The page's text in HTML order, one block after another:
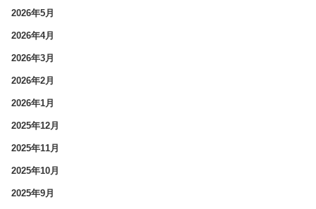
2026年5月
2026年4月
2026年3月
2026年2月
2026年1月
2025年12月
2025年11月
2025年10月
2025年9月